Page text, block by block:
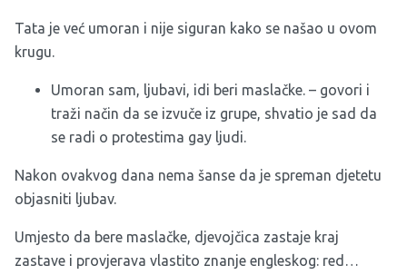
Tata je već umoran i nije siguran kako se našao u ovom
krugu.
Umoran sam, ljubavi, idi beri maslačke. – govori i
traži način da se izvuče iz grupe, shvatio je sad da
se radi o protestima gay ljudi.
Nakon ovakvog dana nema šanse da je spreman djetetu
objasniti ljubav.
Umjesto da bere maslačke, djevojčica zastaje kraj
zastave i provjerava vlastito znanje engleskog: red…